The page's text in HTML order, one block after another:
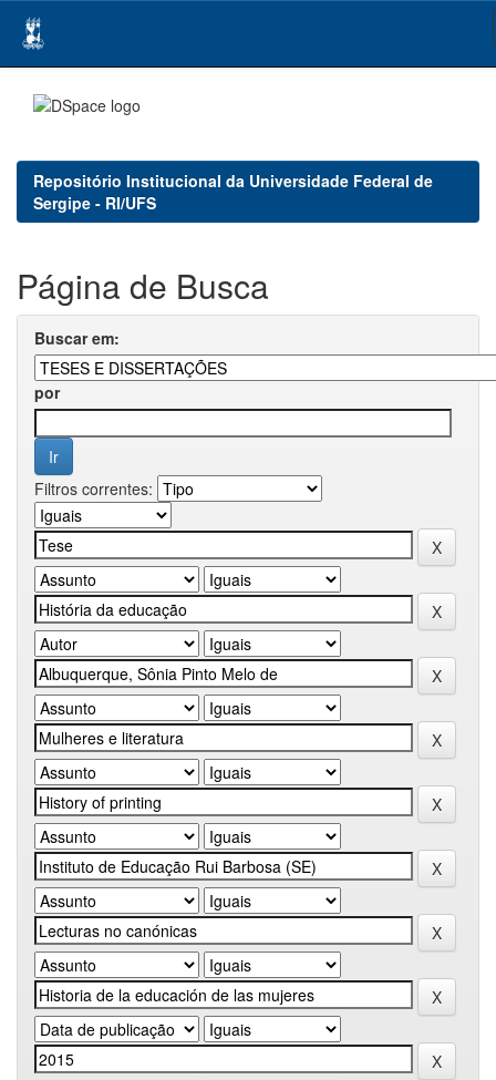
navigation
Repositório Institucional da Universidade Federal de
Sergipe - RI/UFS
Página de Busca
Buscar em:
por
Filtros correntes: